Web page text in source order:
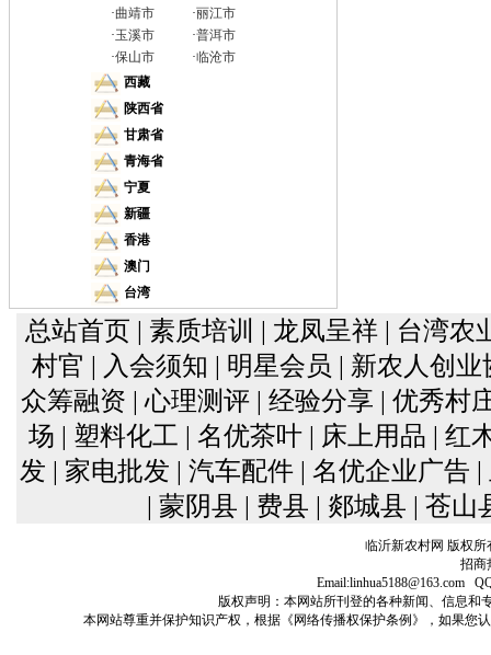
·曲靖市 ·丽江市
·玉溪市 ·普洱市
·保山市 ·临沧市
西藏
陕西省
甘肃省
青海省
宁夏
新疆
香港
澳门
台湾
总站首页 | 素质培训 | 龙凤呈祥 | 台湾农
村官 | 入会须知 | 明星会员 | 新农人创
众筹融资 | 心理测评 | 经验分享 | 优秀村
场 | 塑料化工 | 名优茶叶 | 床上用品 | 红
发 | 家电批发 | 汽车配件 | 名优企业广告 |
| 蒙阴县 | 费县 | 郯城县 | 苍山
临沂新农村网 版权所
招商
Email:linhua5188@163.com
版权声明：本网站所刊登的各种新闻、信息和
本网站尊重并保护知识产权，根据《网络传播权保护条例》，如果您